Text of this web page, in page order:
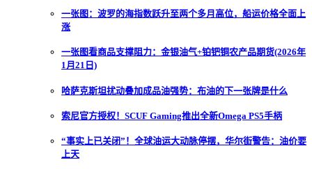
一张图：波罗的海指数跃升至两个多月高位，船运价格全面上
涨
一张图看商品支撑阻力：金银油气+铂钯铜农产品期货(2026年
1月21日)
哈萨克斯坦扰动叠加成品油强势：布油的下一张牌是什么
索尼官方授权！SCUF Gaming推出全新Omega PS5手柄
“事实上已关闭”！全球油运大动脉停摆，华尔街警告：油价要
上天